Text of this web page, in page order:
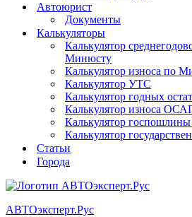
Автоюрист
Документы
Калькуляторы
Калькулятор
Минюсту
Калькулятор износа по
Калькулятор УТС
Калькулятор годных
Калькулятор износа
Калькулятор госпошлины
Калькулятор
Статьи
Города
АВТОэксперт.Рус